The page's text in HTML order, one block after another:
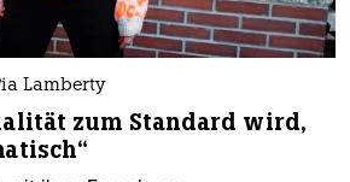
Lamberty
zum Standard wird,